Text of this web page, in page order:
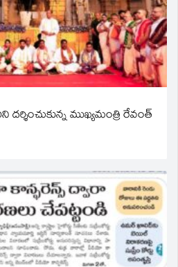
దర్శించుకున్న ముఖ్యమంత్రి రేవంత్